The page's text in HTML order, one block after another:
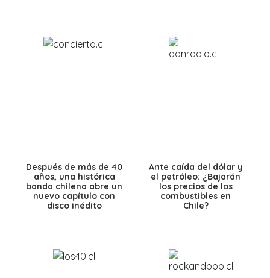
Después de más de 40
años, una histórica
banda chilena abre un
nuevo capítulo con
disco inédito
Ante caída del dólar y
el petróleo: ¿Bajarán
los precios de los
combustibles en
Chile?